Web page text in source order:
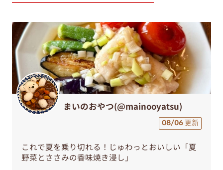
まいのおやつ(@mainooyatsu)
08/06 更新
これで夏を乗り切れる！じゅわっとおいしい「夏
野菜とささみの香味焼き浸し」